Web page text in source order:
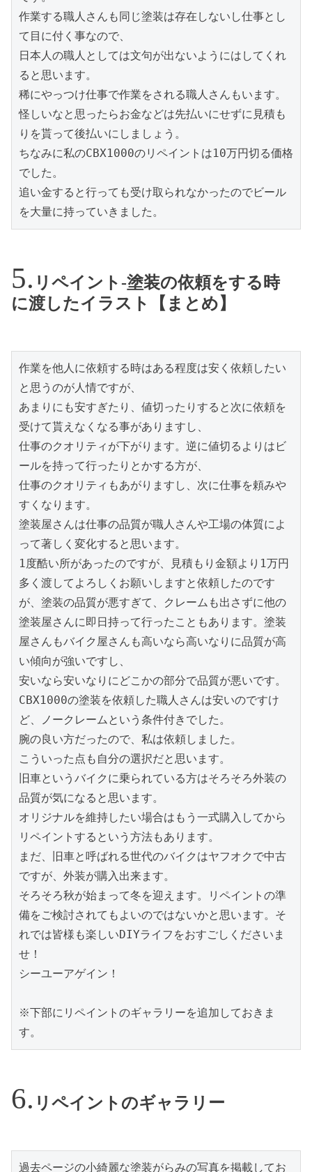
作業する職人さんも同じ塗装は存在しないし仕事とし
て目に付く事なので、
日本人の職人としては文句が出ないようにはしてくれ
ると思います。
稀にやっつけ仕事で作業をされる職人さんもいます。
怪しいなと思ったらお金などは先払いにせずに見積も
りを貰って後払いにしましょう。
ちなみに私のCBX1000のリペイントは10万円切る価格
でした。
追い金すると行っても受け取られなかったのでビール
を大量に持っていきました。
リペイント-塗装の依頼をする時
に渡したイラスト【まとめ】
作業を他人に依頼する時はある程度は安く依頼したい
と思うのが人情ですが、
あまりにも安すぎたり、値切ったりすると次に依頼を
受けて貰えなくなる事がありますし、
仕事のクオリティが下がります。逆に値切るよりはビ
ールを持って行ったりとかする方が、
仕事のクオリティもあがりますし、次に仕事を頼みや
すくなります。
塗装屋さんは仕事の品質が職人さんや工場の体質によ
って著しく変化すると思います。
1度酷い所があったのですが、見積もり金額より1万円
多く渡してよろしくお願いしますと依頼したのです
が、塗装の品質が悪すぎて、クレームも出さずに他の
塗装屋さんに即日持って行ったこともあります。塗装
屋さんもバイク屋さんも高いなら高いなりに品質が高
い傾向が強いですし、
安いなら安いなりにどこかの部分で品質が悪いです。
CBX1000の塗装を依頼した職人さんは安いのですけ
ど、ノークレームという条件付きでした。
腕の良い方だったので、私は依頼しました。
こういった点も自分の選択だと思います。
旧車というバイクに乗られている方はそろそろ外装の
品質が気になると思います。
オリジナルを維持したい場合はもう一式購入してから
リペイントするという方法もあります。
まだ、旧車と呼ばれる世代のバイクはヤフオクで中古
ですが、外装が購入出来ます。
そろそろ秋が始まって冬を迎えます。リペイントの準
備をご検討されてもよいのではないかと思います。そ
れでは皆様も楽しいDIYライフをおすごしくださいま
せ！
シーユーアゲイン！
※下部にリペイントのギャラリーを追加しておきま
す。
リペイントのギャラリー
過去ページの小綺麗な塗装がらみの写真を掲載してお